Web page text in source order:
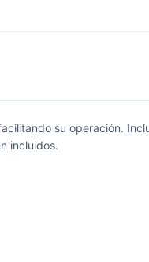
su operación.
incluidos.